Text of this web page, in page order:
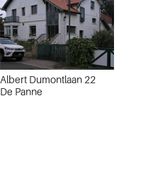
Albert Dumontlaan 22
De Panne